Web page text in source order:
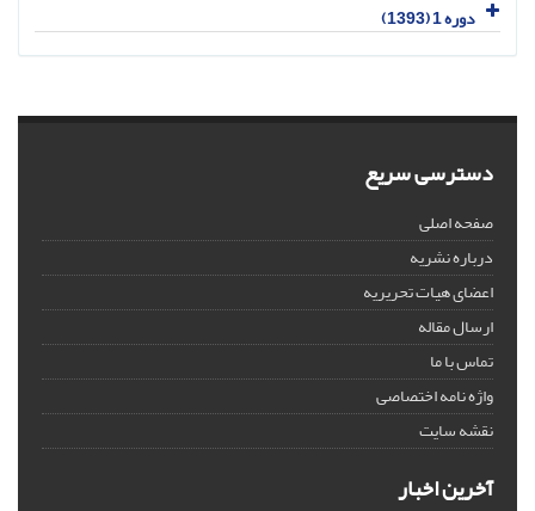
دوره 1 (1393)
دسترسی سریع
صفحه اصلی
درباره نشریه
اعضای هیات تحریریه
ارسال مقاله
تماس با ما
واژه نامه اختصاصی
نقشه سایت
آخرین اخبار